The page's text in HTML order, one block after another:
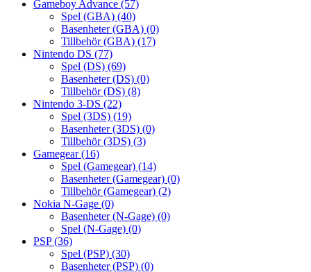
Gameboy Advance (57)
Spel (GBA) (40)
Basenheter (GBA) (0)
Tillbehör (GBA) (17)
Nintendo DS (77)
Spel (DS) (69)
Basenheter (DS) (0)
Tillbehör (DS) (8)
Nintendo 3-DS (22)
Spel (3DS) (19)
Basenheter (3DS) (0)
Tillbehör (3DS) (3)
Gamegear(16)
Spel (Gamegear) (14)
Basenheter (Gamegear) (0)
Tillbehör (Gamegear) (2)
Nokia N-Gage (0)
Basenheter (N-Gage) (0)
Spel (N-Gage) (0)
PSP(36)
Spel (PSP) (30)
Basenheter (PSP) (0)